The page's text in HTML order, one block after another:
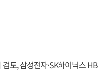
토, 삼성전자·SK하이닉스 HB